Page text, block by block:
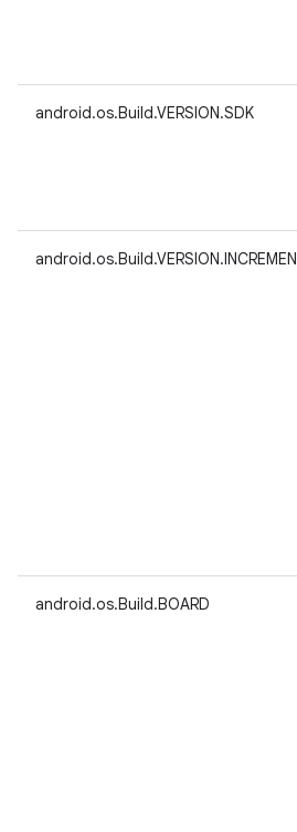
android.os.Build.VERSION.SDK
android.os.Build.BOARD